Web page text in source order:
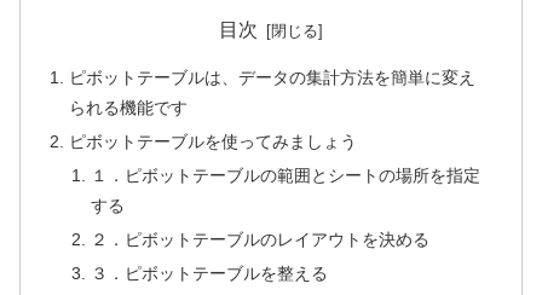
目次
ピボットテーブルは、データの集計方法を簡単に変え
られる機能です
ピボットテーブルを使ってみましょう
１．ピボットテーブルの範囲とシートの場所を指定
する
２．ピボットテーブルのレイアウトを決める
３．ピボットテーブルを整える